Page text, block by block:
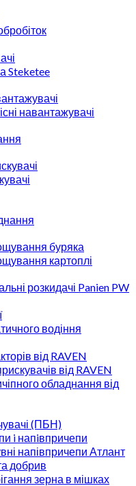
Steketee
навантажувачі
буряка
картоплі
розкидачі Panien PW
водіння
від RAVEN
від RAVEN
обладнання від
(ПБН)
i напiвпричепи
напівпричепи Атлант
добрив
зерна в мішках